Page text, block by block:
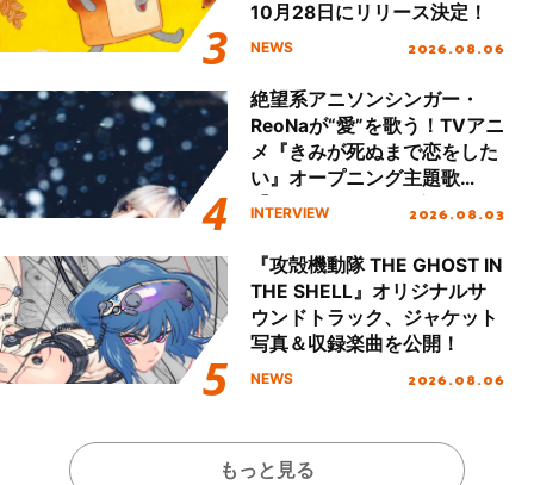
10月28日にリリース決定！
NEWS 2026.08.06
絶望系アニソンシンガー・
ReoNaが“愛”を歌う！TVアニ
メ『きみが死ぬまで恋をした
い』オープニング主題歌
「Amore」インタビュー
INTERVIEW 2026.08.03
『攻殻機動隊 THE GHOST IN
THE SHELL』オリジナルサ
ウンドトラック、ジャケット
写真＆収録楽曲を公開！
NEWS 2026.08.06
もっと見る